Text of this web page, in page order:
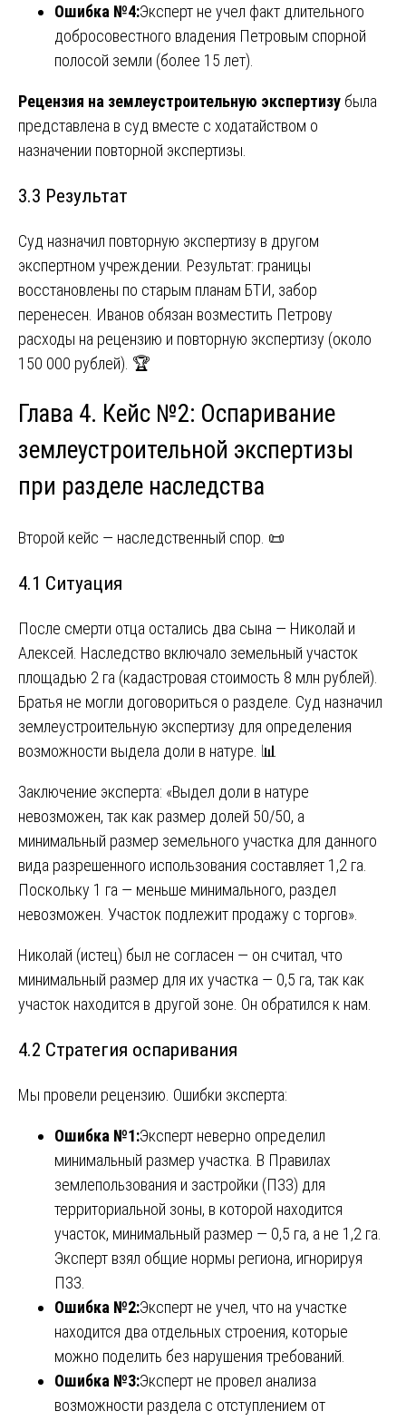
Ошибка №4:Эксперт не учел факт длительного
добросовестного владения Петровым спорной
полосой земли (более 15 лет).
Рецензия на землеустроительную экспертизу была
представлена в суд вместе с ходатайством о
назначении повторной экспертизы.
3.3 Результат
Суд назначил повторную экспертизу в другом
экспертном учреждении. Результат: границы
восстановлены по старым планам БТИ, забор
перенесен. Иванов обязан возместить Петрову
расходы на рецензию и повторную экспертизу (около
150 000 рублей). 🏆
Глава 4. Кейс №2: Оспаривание
землеустроительной экспертизы
при разделе наследства
Второй кейс — наследственный спор. 📜
4.1 Ситуация
После смерти отца остались два сына — Николай и
Алексей. Наследство включало земельный участок
площадью 2 га (кадастровая стоимость 8 млн рублей).
Братья не могли договориться о разделе. Суд назначил
землеустроительную экспертизу для определения
возможности выдела доли в натуре. 📊
Заключение эксперта: «Выдел доли в натуре
невозможен, так как размер долей 50/50, а
минимальный размер земельного участка для данного
вида разрешенного использования составляет 1,2 га.
Поскольку 1 га — меньше минимального, раздел
невозможен. Участок подлежит продажу с торгов».
Николай (истец) был не согласен — он считал, что
минимальный размер для их участка — 0,5 га, так как
участок находится в другой зоне. Он обратился к нам.
4.2 Стратегия оспаривания
Мы провели рецензию. Ошибки эксперта:
Ошибка №1:Эксперт неверно определил
минимальный размер участка. В Правилах
землепользования и застройки (ПЗЗ) для
территориальной зоны, в которой находится
участок, минимальный размер — 0,5 га, а не 1,2 га.
Эксперт взял общие нормы региона, игнорируя
ПЗЗ.
Ошибка №2:Эксперт не учел, что на участке
находится два отдельных строения, которые
можно поделить без нарушения требований.
Ошибка №3:Эксперт не провел анализа
возможности раздела с отступлением от